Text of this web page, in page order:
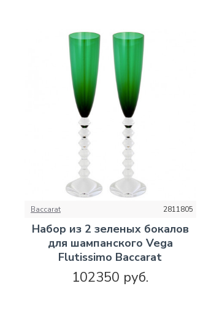
Baccarat 2811805
Набор из 2 зеленых бокалов
для шампанского Vega
Flutissimo Baccarat
102350 руб.